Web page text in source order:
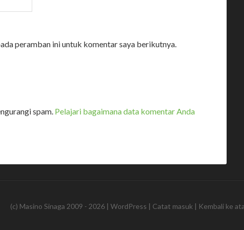
peramban ini untuk komentar saya berikutnya.
spam. Pelajari bagaimana data komentar Anda
(c) Masino Sinaga 2009 - 2026 | WordPress | Catat masuk | Kembali ke